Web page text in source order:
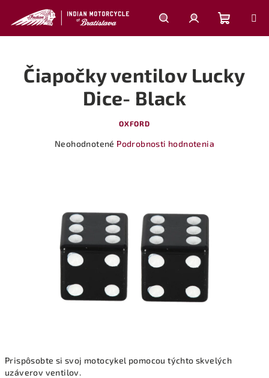
obsah
HľadaťPrihlásenie
košík
Prispôsobte si svoj motocykel pomocou týchto skvelých
uzáverov ventilov.
Čiapočky ventilov Lucky
Dice- Black
OXFORD
Priemerné
hviezdičiek.
Neohodnotené Podrobnosti hodnotenia